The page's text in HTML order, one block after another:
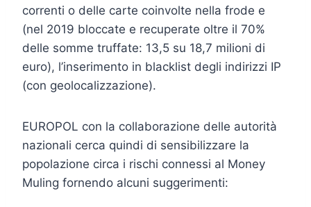
correnti o delle carte coinvolte nella frode e
(nel 2019 bloccate e recuperate oltre il 70%
delle somme truffate: 13,5 su 18,7 milioni di
euro), l’inserimento in blacklist degli indirizzi IP
(con geolocalizzazione).
EUROPOL con la collaborazione delle autorità
nazionali cerca quindi di sensibilizzare la
popolazione circa i rischi connessi al Money
Muling fornendo alcuni suggerimenti: